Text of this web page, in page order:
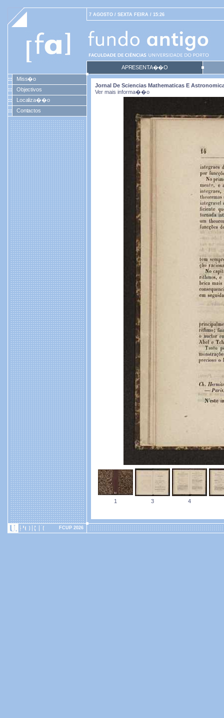
7 AGOSTO / SEXTA FEIRA / 15:26
APRESENTA��O
Miss�o
Objectivos
Localiza��o
Contactos
Jornal De Sciencias Mathematicas E
Ver mais informa��o
1 3 4
FCUP 2026